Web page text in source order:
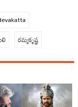
రమ్యకృష్ణ